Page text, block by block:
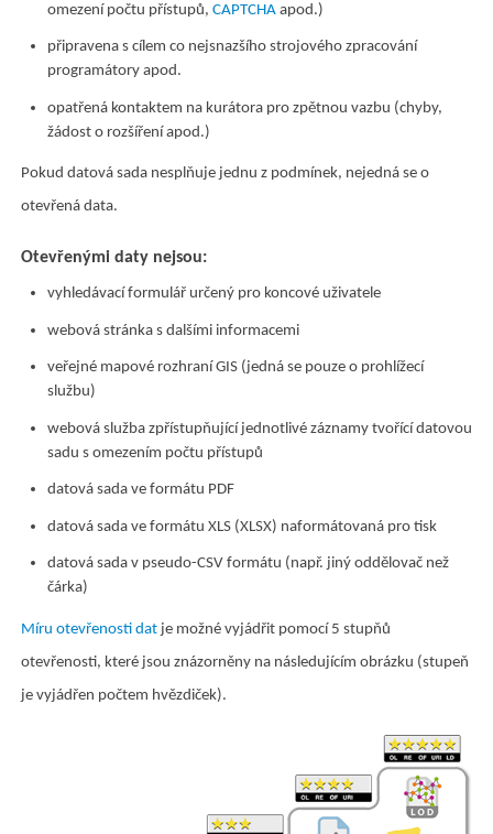
omezení počtu přístupů, CAPTCHA apod.)
připravena s cílem co nejsnazšího strojového zpracování
programátory apod.
opatřená kontaktem na kurátora pro zpětnou vazbu (chyby,
žádost o rozšíření apod.)
Pokud datová sada nesplňuje jednu z podmínek, nejedná se o
otevřená data.
Otevřenými daty nejsou:
vyhledávací formulář určený pro koncové uživatele
webová stránka s dalšími informacemi
veřejné mapové rozhraní GIS (jedná se pouze o prohlížecí
službu)
webová služba zpřístupňující jednotlivé záznamy tvořící datovou
sadu s omezením počtu přístupů
datová sada ve formátu PDF
datová sada ve formátu XLS (XLSX) naformátovaná pro tisk
datová sada v pseudo-CSV formátu (např. jiný oddělovač než
čárka)
Míru otevřenosti dat je možné vyjádřit pomocí 5 stupňů
otevřenosti, které jsou znázorněny na následujícím obrázku (stupeň
je vyjádřen počtem hvězdiček).